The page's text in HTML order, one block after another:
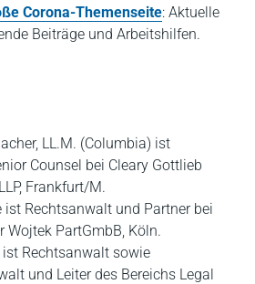
Corona-Themenseite: Aktuelle
Beiträge und Arbeitshilfen.
LL.M. (Columbia) ist
Counsel bei Cleary Gottlieb
Frankfurt/M.
ist Rechtsanwalt und Partner bei
Wojtek PartGmbB, Köln.
ist Rechtsanwalt sowie
und Leiter des Bereichs Legal